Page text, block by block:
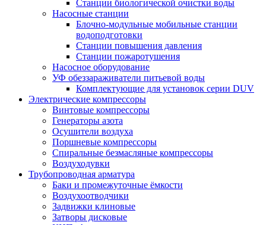
Станции биологической очистки воды
Насосные станции
Блочно-модульные мобильные станции
водоподготовки
Станции повышения давления
Станции пожаротушения
Насосное оборудование
УФ обеззараживатели питьевой воды
Комплектующие для установок серии DUV
Электрические компрессоры
Винтовые компрессоры
Генераторы азота
Осушители воздуха
Поршневые компрессоры
Спиральные безмасляные компрессоры
Воздуходувки
Трубопроводная арматура
Баки и промежуточные ёмкости
Воздухоотводчики
Задвижки клиновые
Затворы дисковые